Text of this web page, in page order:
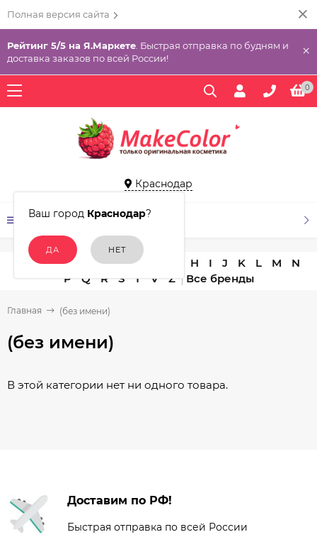
Полная версия сайта
Рейтинг 5/5 на Я.Маркете . Быстрая отправка по будням и
доставка заказов по всей России!
×
0
Краснодар
Ваш город Краснодар?
КАТАЛОГ ТОВАРОВ
A C D E H I J K L M
N
P
Q R S T V Z
Главная (без имени)
(без имени)
В этой категории нет ни одного товара.
Доставим по РФ!
Быстрая отправка по всей России